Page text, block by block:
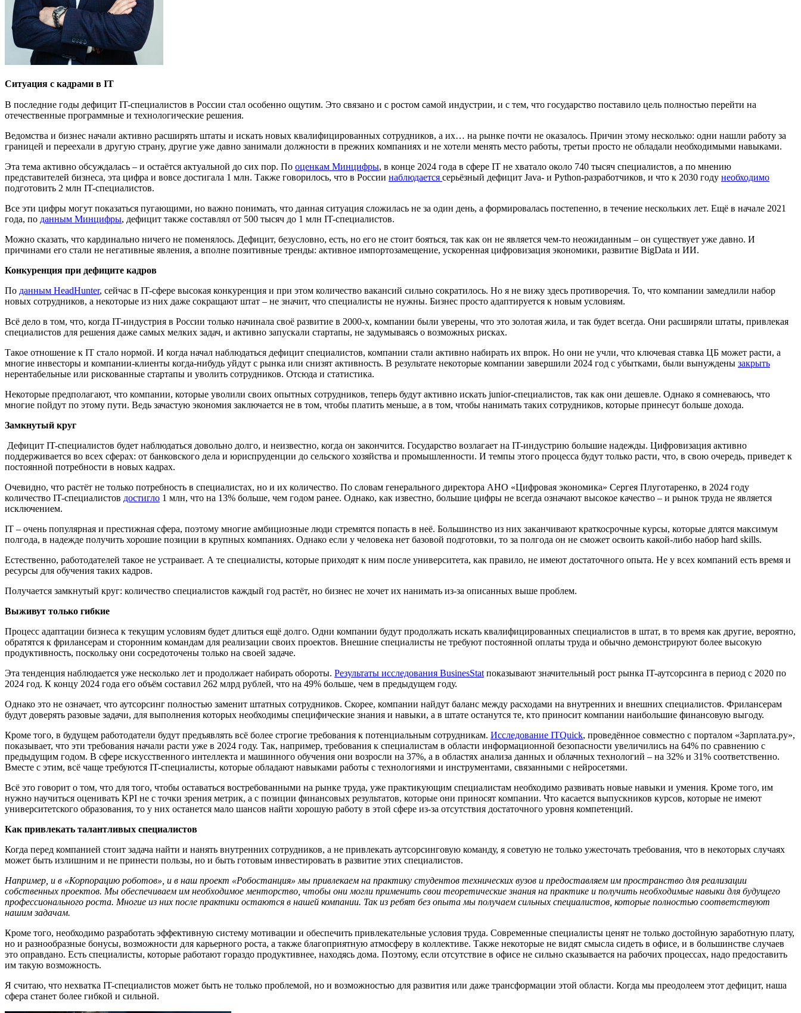
Ситуация с кадрами в IT
В последние годы дефицит IT-специалистов в России стал особенно ощутим. Это связано и с ростом самой индустрии, и с тем, что государство поставило цель полностью перейти на
отечественные программные и технологические решения.
Ведомства и бизнес начали активно расширять штаты и искать новых квалифицированных сотрудников, а их… на рынке почти не оказалось. Причин этому несколько: одни нашли работу за
границей и переехали в другую страну, другие уже давно занимали должности в прежних компаниях и не хотели менять место работы, третьи просто не обладали необходимыми навыками.
Эта тема активно обсуждалась – и остаётся актуальной до сих пор. По оценкам Минцифры, в конце 2024 года в сфере IT не хватало около 740 тысяч специалистов, а по мнению
представителей бизнеса, эта цифра и вовсе достигала 1 млн. Также говорилось, что в России наблюдается серьёзный дефицит Java- и Python-разработчиков, и что к 2030 году необходимо
подготовить 2 млн IT-специалистов.
Все эти цифры могут показаться пугающими, но важно понимать, что данная ситуация сложилась не за один день, а формировалась постепенно, в течение нескольких лет. Ещё в начале 2021
года, по данным Минцифры, дефицит также составлял от 500 тысяч до 1 млн IT-специалистов.
Можно сказать, что кардинально ничего не поменялось. Дефицит, безусловно, есть, но его не стоит бояться, так как он не является чем-то неожиданным – он существует уже давно. И
причинами его стали не негативные явления, а вполне позитивные тренды: активное импортозамещение, ускоренная цифровизация экономики, развитие BigData и ИИ.
Конкуренция при дефиците кадров
По данным HeadHunter, сейчас в IT-сфере высокая конкуренция и при этом количество вакансий сильно сократилось. Но я не вижу здесь противоречия. То, что компании замедлили набор
новых сотрудников, а некоторые из них даже сокращают штат – не значит, что специалисты не нужны. Бизнес просто адаптируется к новым условиям.
Всё дело в том, что, когда IT-индустрия в России только начинала своё развитие в 2000-х, компании были уверены, что это золотая жила, и так будет всегда. Они расширяли штаты, привлекая
специалистов для решения даже самых мелких задач, и активно запускали стартапы, не задумываясь о возможных рисках.
Такое отношение к IT стало нормой. И когда начал наблюдаться дефицит специалистов, компании стали активно набирать их впрок. Но они не учли, что ключевая ставка ЦБ может расти, а
многие инвесторы и компании-клиенты когда-нибудь уйдут с рынка или снизят активность. В результате некоторые компании завершили 2024 год с убытками, были вынуждены закрыть
нерентабельные или рискованные стартапы и уволить сотрудников. Отсюда и статистика.
Некоторые предполагают, что компании, которые уволили своих опытных сотрудников, теперь будут активно искать junior-специалистов, так как они дешевле. Однако я сомневаюсь, что
многие пойдут по этому пути. Ведь зачастую экономия заключается не в том, чтобы платить меньше, а в том, чтобы нанимать таких сотрудников, которые принесут больше дохода.
Замкнутый круг
Дефицит IT-специалистов будет наблюдаться довольно долго, и неизвестно, когда он закончится. Государство возлагает на IT-индустрию большие надежды. Цифровизация активно
поддерживается во всех сферах: от банковского дела и юриспруденции до сельского хозяйства и промышленности. И темпы этого процесса будут только расти, что, в свою очередь, приведет к
постоянной потребности в новых кадрах.
Очевидно, что растёт не только потребность в специалистах, но и их количество. По словам генерального директора АНО «Цифровая экономика» Сергея Плуготаренко, в 2024 году
количество IT-специалистов достигло 1 млн, что на 13% больше, чем годом ранее. Однако, как известно, большие цифры не всегда означают высокое качество – и рынок труда не является
исключением.
IT – очень популярная и престижная сфера, поэтому многие амбициозные люди стремятся попасть в неё. Большинство из них заканчивают краткосрочные курсы, которые длятся максимум
полгода, в надежде получить хорошие позиции в крупных компаниях. Однако если у человека нет базовой подготовки, то за полгода он не сможет освоить какой-либо набор hard skills.
Естественно, работодателей такое не устраивает. А те специалисты, которые приходят к ним после университета, как правило, не имеют достаточного опыта. Не у всех компаний есть время и
ресурсы для обучения таких кадров.
Получается замкнутый круг: количество специалистов каждый год растёт, но бизнес не хочет их нанимать из-за описанных выше проблем.
Выживут только гибкие
Процесс адаптации бизнеса к текущим условиям будет длиться ещё долго. Одни компании будут продолжать искать квалифицированных специалистов в штат, в то время как другие, вероятно,
обратятся к фрилансерам и сторонним командам для реализации своих проектов. Внешние специалисты не требуют постоянной оплаты труда и обычно демонстрируют более высокую
продуктивность, поскольку они сосредоточены только на своей задаче.
Эта тенденция наблюдается уже несколько лет и продолжает набирать обороты. Результаты исследования BusinesStat показывают значительный рост рынка IT-аутсорсинга в период с 2020 по
2024 год. К концу 2024 года его объём составил 262 млрд рублей, что на 49% больше, чем в предыдущем году.
Однако это не означает, что аутсорсинг полностью заменит штатных сотрудников. Скорее, компании найдут баланс между расходами на внутренних и внешних специалистов. Фрилансерам
будут доверять разовые задачи, для выполнения которых необходимы специфические знания и навыки, а в штате останутся те, кто приносит компании наибольшие финансовую выгоду.
Кроме того, в будущем работодатели будут предъявлять всё более строгие требования к потенциальным сотрудникам. Исследование ITQuick, проведённое совместно с порталом «Зарплата.ру»,
показывает, что эти требования начали расти уже в 2024 году. Так, например, требования к специалистам в области информационной безопасности увеличились на 64% по сравнению с
предыдущим годом. В сфере искусственного интеллекта и машинного обучения они возросли на 37%, а в областях анализа данных и облачных технологий – на 32% и 31% соответственно.
Вместе с этим, всё чаще требуются IT-специалисты, которые обладают навыками работы с технологиями и инструментами, связанными с нейросетями.
Всё это говорит о том, что для того, чтобы оставаться востребованными на рынке труда, уже практикующим специалистам необходимо развивать новые навыки и умения. Кроме того, им
нужно научиться оценивать KPI не с точки зрения метрик, а с позиции финансовых результатов, которые они приносят компании. Что касается выпускников курсов, которые не имеют
университетского образования, то у них останется мало шансов найти хорошую работу в этой сфере из-за отсутствия достаточного уровня компетенций.
Как привлекать талантливых специалистов
Когда перед компанией стоит задача найти и нанять внутренних сотрудников, а не привлекать аутсорсинговую команду, я советую не только ужесточать требования, что в некоторых случаях
может быть излишним и не принести пользы, но и быть готовым инвестировать в развитие этих специалистов.
Например, и в «Корпорацию роботов», и в наш проект «Робостанция» мы привлекаем на практику студентов технических вузов и предоставляем им пространство для реализации
собственных проектов. Мы обеспечиваем им необходимое менторство, чтобы они могли применить свои теоретические знания на практике и получить необходимые навыки для будущего
профессионального роста. Многие из них после практики остаются в нашей компании. Так из ребят без опыта мы получаем сильных специалистов, которые полностью соответствуют
нашим задачам.
Кроме того, необходимо разработать эффективную систему мотивации и обеспечить привлекательные условия труда. Современные специалисты ценят не только достойную заработную плату,
но и разнообразные бонусы, возможности для карьерного роста, а также благоприятную атмосферу в коллективе. Также некоторые не видят смысла сидеть в офисе, и в большинстве случаев
это оправдано. Есть специалисты, которые работают гораздо продуктивнее, находясь дома. Поэтому, если отсутствие в офисе не сильно сказывается на рабочих процессах, надо предоставить
им такую возможность.
Я считаю, что нехватка IT-специалистов может быть не только проблемой, но и возможностью для развития или даже трансформации этой области. Когда мы преодолеем этот дефицит, наша
сфера станет более гибкой и сильной.